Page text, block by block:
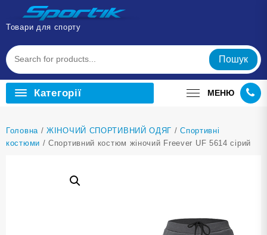
Перейти
вмісту
Товари для спорту
Пошук
Категорії МЕНЮ
Головна /ЖІНОЧИЙ СПОРТИВНИЙ ОДЯГ /Cпортивні
костюми / Спортивний костюм жіночий Freever UF 5614 сірий